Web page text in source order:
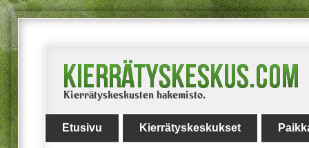
Etusivu Kierrätyskeskukset